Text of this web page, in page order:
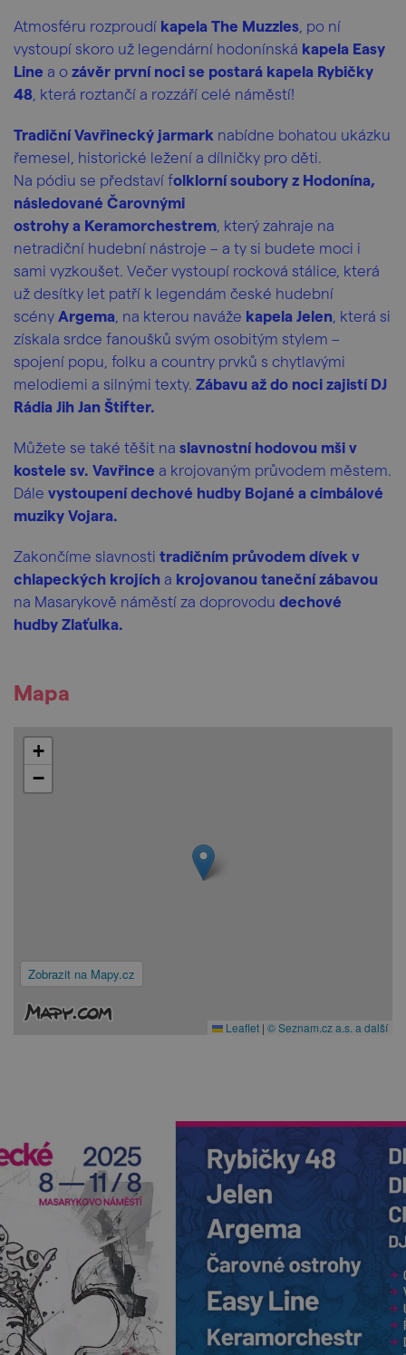
Atmosféru rozproudí kapela The Muzzles , po ní
vystoupí skoro už legendární hodonínská kapela Easy
Line a o závěr první noci se postará kapela Rybičky
48 , která roztančí a rozzáří celé náměstí!
Tradiční Vavřinecký jarmark nabídne bohatou ukázku
řemesel, historické ležení a dílničky pro děti.
Na pódiu se představí folklorní soubory z Hodonína,
následované Čarovnými
ostrohy a Keramorchestrem , který zahraje na
netradiční hudební nástroje – a ty si budete moci i
sami vyzkoušet. Večer vystoupí rocková stálice, která
už desítky let patří k legendám české hudební
scény Argema , na kterou naváže kapela Jelen , která si
získala srdce fanoušků svým osobitým stylem –
spojení popu, folku a country prvků s chytlavými
melodiemi a silnými texty. Zábavu až do noci zajistí DJ
Rádia Jih Jan Štifter.
Můžete se také těšit na slavnostní hodovou mši v
kostele sv. Vavřince a krojovaným průvodem městem.
Dále vystoupení dechové hudby Bojané a cimbálové
muziky Vojara.
Zakončíme slavnosti tradičním průvodem dívek v
chlapeckých krojích a krojovanou taneční zábavou
na Masarykově náměstí za doprovodu dechové
hudby Zlaťulka.
Mapa
Zobrazit na Mapy.cz
+
−
Leaflet | © Seznam.cz a.s. a další